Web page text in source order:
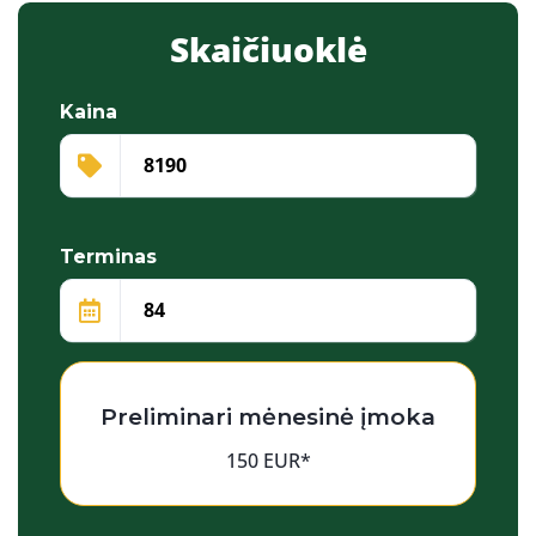
Skaičiuoklė
Kaina
Terminas
Preliminari mėnesinė įmoka
150 EUR*